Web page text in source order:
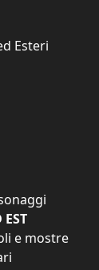
Esteri
e mostre